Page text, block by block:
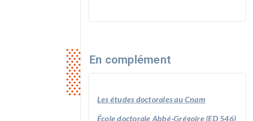
En complément
Les études doctorales au Cnam
École doctorale Abbé-Grégoire (ED 546)